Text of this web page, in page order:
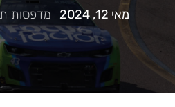
מאי 12, 2024 מדפסות